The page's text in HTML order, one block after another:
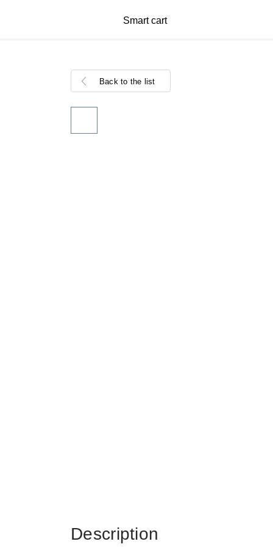
Smart cart
Back to the list
Description